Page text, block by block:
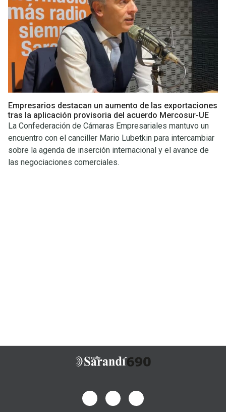
Empresarios destacan un aumento de las exportaciones
tras la aplicación provisoria del acuerdo Mercosur-UE
La Confederación de Cámaras Empresariales mantuvo un
encuentro con el canciller Mario Lubetkin para intercambiar
sobre la agenda de inserción internacional y el avance de
las negociaciones comerciales.